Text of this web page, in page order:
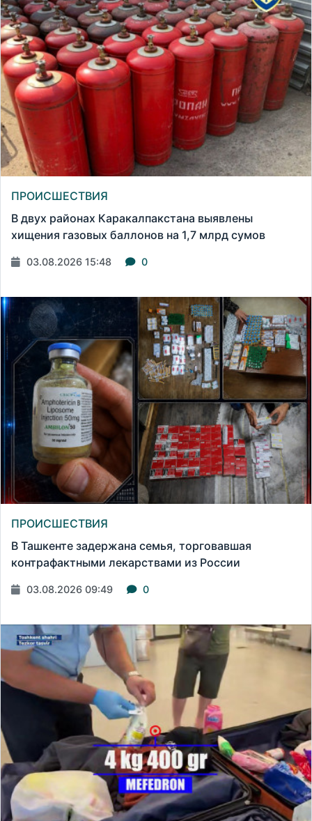
ПРОИСШЕСТВИЯ
В двух районах Каракалпакстана выявлены
хищения газовых баллонов на 1,7 млрд сумов
03.08.2026 15:48 0
ПРОИСШЕСТВИЯ
В Ташкенте задержана семья, торговавшая
контрафактными лекарствами из России
03.08.2026 09:49 0